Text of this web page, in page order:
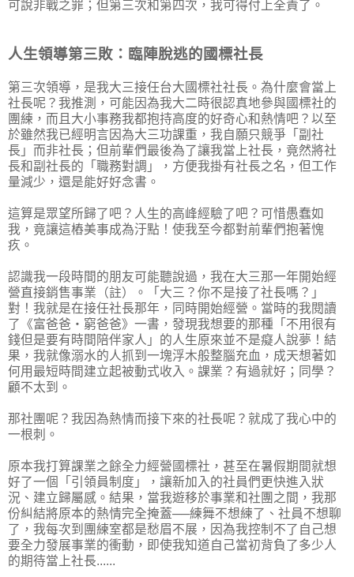
可說非戰之罪；但第三次和第四次，我可得付上全責了。
人生領導第三敗：臨陣脫逃的國標社長
第三次領導，是我大三接任台大國標社社長。為什麼會當上
社長呢？我推測，可能因為我大二時很認真地參與國標社的
團練，而且大小事務我都抱持高度的好奇心和熱情吧？以至
於雖然我已經明言因為大三功課重，我自願只競爭「副社
長」而非社長；但前輩們最後為了讓我當上社長，竟然將社
長和副社長的「職務對調」，方便我掛有社長之名，但工作
量減少，還是能好好念書。
這算是眾望所歸了吧？人生的高峰經驗了吧？可惜愚蠢如
我，竟讓這樁美事成為汙點！使我至今都對前輩們抱著愧
疚。
認識我一段時間的朋友可能聽說過，我在大三那一年開始經
營直接銷售事業（註）。「大三？你不是接了社長嗎？」
對！我就是在接任社長那年，同時開始經營。當時的我閱讀
了《富爸爸‧窮爸爸》一書，發現我想要的那種「不用很有
錢但是要有時間陪伴家人」的人生原來並不是癡人說夢！結
果，我就像溺水的人抓到一塊浮木般整腦充血，成天想著如
何用最短時間建立起被動式收入。課業？有過就好；同學？
顧不太到。
那社團呢？我因為熱情而接下來的社長呢？就成了我心中的
一根刺。
原本我打算課業之餘全力經營國標社，甚至在暑假期間就想
好了一個「引領員制度」，讓新加入的社員們更快進入狀
況、建立歸屬感。結果，當我遊移於事業和社團之間，我那
份糾結將原本的熱情完全掩蓋──練舞不想練了、社員不想聊
了，我每次到團練室都是愁眉不展，因為我控制不了自己想
要全力發展事業的衝動，即使我知道自己當初背負了多少人
的期待當上社長......